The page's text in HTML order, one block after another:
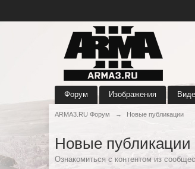
Форум Изображения
ARMA3.RU Форум → Новые публикации
Новые публикации
Ознакомиться с контентом из